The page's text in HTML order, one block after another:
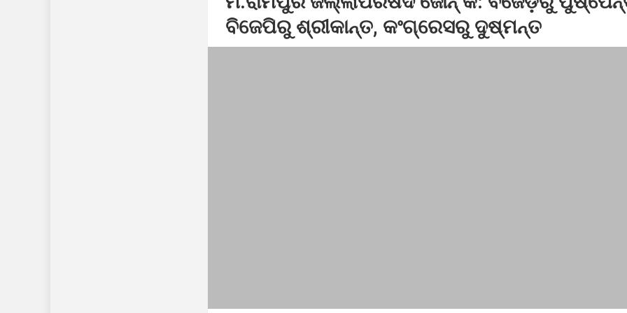
ସୋଇଥିବା ସମୟରେ ଘରଭାଙ୍ଗି ଦେଲେ ହାତୀପଲ: ସ୍ୱାମୀ ସ୍ତ୍ରୀ ସହିତ ଦୁଇ ଶିଶୁ ଗୁରୁତର
ବିଜେପିରୁ ଶ୍ରୀକାନ୍ତ, କଂଗ୍ରେସରୁ ଦୁଷ୍ମନ୍ତ